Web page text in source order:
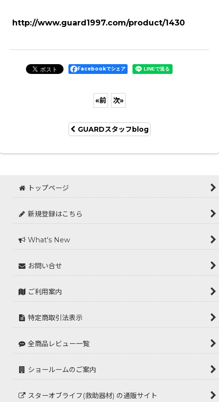
http://www.guard1997.com/product/1430
Facebookでシェア
«前 次»
GUARDスタッフblog
トップページ
新規登録はこちら
What's New
お問い合せ
ご利用案内
特定商取引法表示
全商品レビュー一覧
ショールームのご案内
スターオブライフ(救助器材) の通販サイト